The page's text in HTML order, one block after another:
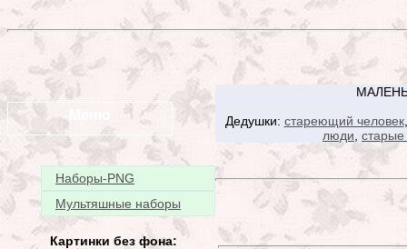
Наборы-PNG
Мультяшные наборы
Картинки без фона:
Дедушки: стареющий человек
люди